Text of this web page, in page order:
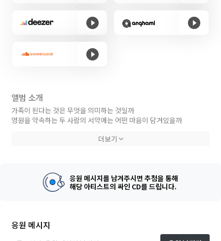
앨범 소개
가족이 된다는 것은 무엇을 의미하는 것일까
영원을 약속하는 두 사람의 서약에는 어떤 마음이 담겨있을까
【credit】
-Lyrics by 김우리
-Solo Guitar 김상헌
-Additional Guitar 김우리
더보기
응원 메시지를 남겨주시면 추첨을 통해
해당 아티스트의 싸인 CD를 드립니다.
응원 메시지